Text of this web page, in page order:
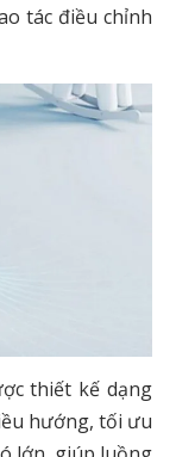
tác điều chỉnh
thiết kế dạng
hướng, tối ưu